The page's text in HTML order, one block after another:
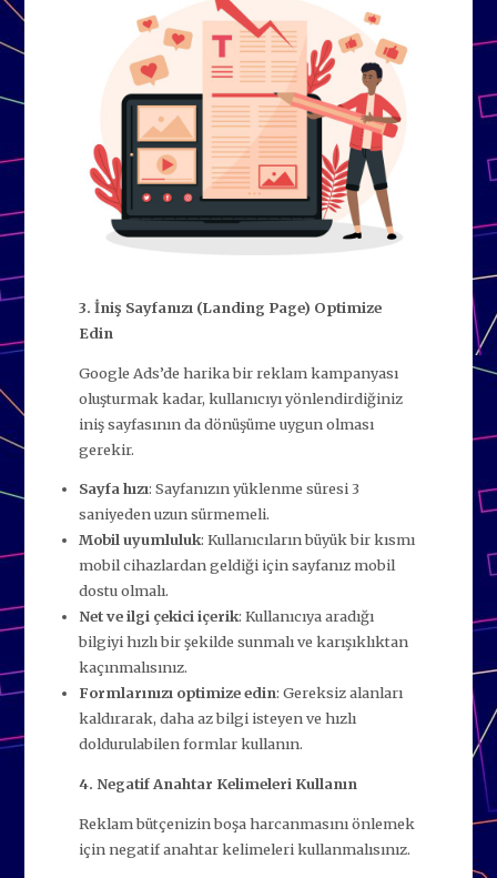
3. İniş Sayfanızı (Landing Page) Optimize
Edin
Google Ads’de harika bir reklam kampanyası
oluşturmak kadar, kullanıcıyı yönlendirdiğiniz
iniş sayfasının da dönüşüme uygun olması
gerekir.
Sayfa hızı: Sayfanızın yüklenme süresi 3
saniyeden uzun sürmemeli.
Mobil uyumluluk: Kullanıcıların büyük bir kısmı
mobil cihazlardan geldiği için sayfanız mobil
dostu olmalı.
Net ve ilgi çekici içerik: Kullanıcıya aradığı
bilgiyi hızlı bir şekilde sunmalı ve karışıklıktan
kaçınmalısınız.
Formlarınızı optimize edin: Gereksiz alanları
kaldırarak, daha az bilgi isteyen ve hızlı
doldurulabilen formlar kullanın.
4. Negatif Anahtar Kelimeleri Kullanın
Reklam bütçenizin boşa harcanmasını önlemek
için negatif anahtar kelimeleri kullanmalısınız.